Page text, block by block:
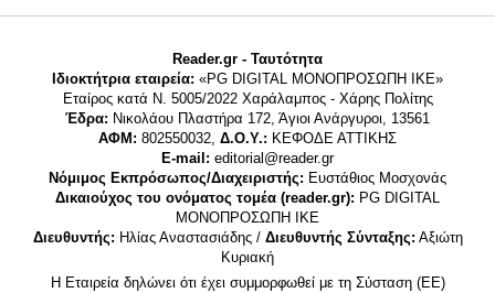
Reader.gr - Ταυτότητα
Ιδιοκτήτρια εταιρεία: «PG DIGITAL MONΟΠΡΟΣΩΠΗ ΙΚΕ»
Εταίρος κατά Ν. 5005/2022 Χαράλαμπος - Χάρης Πολίτης
Έδρα: Νικολάου Πλαστήρα 172, Άγιοι Ανάργυροι, 13561
ΑΦΜ: 802550032, Δ.Ο.Υ.: ΚΕΦΟΔΕ ΑΤΤΙΚΗΣ
E-mail: editorial@reader.gr
Νόμιμος Εκπρόσωπος/Διαχειριστής: Ευστάθιος Μοσχονάς
Δικαιούχος του ονόματος τομέα (reader.gr): PG DIGITAL
MONΟΠΡΟΣΩΠΗ ΙΚΕ
Διευθυντής: Ηλίας Αναστασιάδης / Διευθυντής Σύνταξης: Αξιώτη
Κυριακή
Η Εταιρεία δηλώνει ότι έχει συμμορφωθεί με τη Σύσταση (ΕΕ)